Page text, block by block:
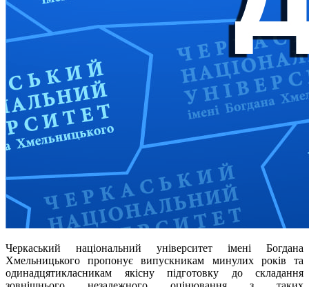
Черкаський національний університет імені Богдана
Хмельницького пропонує випускникам минулих років та
одинадцятикласникам якісну підготовку до складання